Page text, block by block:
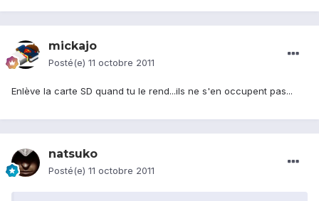
mickajo
Posté(e) 11 octobre 2011
Enlève la carte SD quand tu le rend...ils ne s'en occupent pas...
natsuko
Posté(e) 11 octobre 2011